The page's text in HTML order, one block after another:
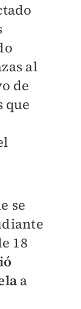
al
de
que
se
18
a